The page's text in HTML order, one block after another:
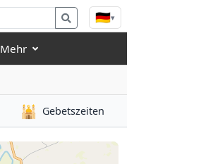
🇩🇪▾
Mehr
🕌 Gebetszeiten